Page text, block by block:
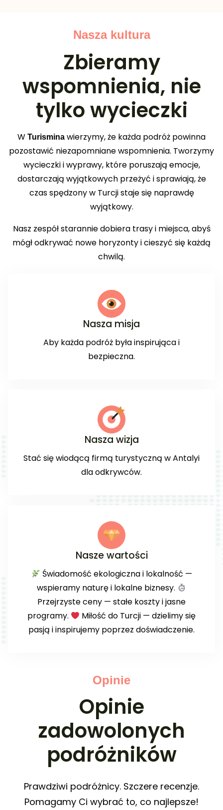
Nasza kultura
Zbieramy
wspomnienia, nie
tylko wycieczki
W Turismina wierzymy, że każda podróż powinna
pozostawić niezapomniane wspomnienia. Tworzymy
wycieczki i wyprawy, które poruszają emocje,
dostarczają wyjątkowych przeżyć i sprawiają, że
czas spędzony w Turcji staje się naprawdę
wyjątkowy.
Nasz zespół starannie dobiera trasy i miejsca, abyś
mógł odkrywać nowe horyzonty i cieszyć się każdą
chwilą.
Nasza misja
Aby każda podróż była inspirująca i
bezpieczna.
Nasza wizja
Stać się wiodącą firmą turystyczną w Antalyi
dla odkrywców.
Nasze wartości
Świadomość ekologiczna i lokalność —
wspieramy naturę i lokalne biznesy.
Przejrzyste ceny — stałe koszty i jasne
programy.
Miłość do Turcji — dzielimy się
pasją i inspirujemy poprzez doświadczenie.
Opinie
Opinie
zadowolonych
podróżników
Prawdziwi podróżnicy. Szczere recenzje.
Pomagamy Ci wybrać to, co najlepsze!